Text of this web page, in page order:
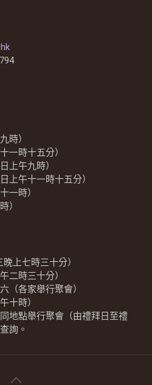
時）
一時十五分）
上午九時）
上午十一時十五分）
一時）
）
上七時三十分）
二時三十分）
（各家舉行聚會）
十時）
地點舉行聚會（由禮拜日至禮
詢。